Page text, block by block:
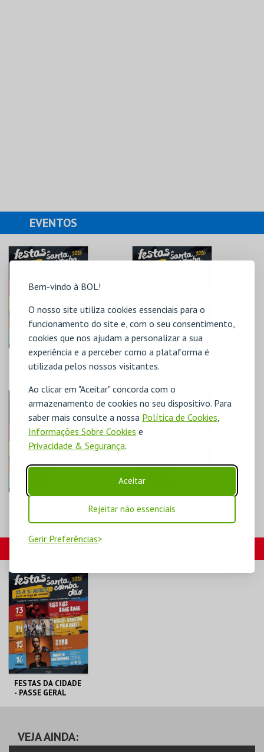
Bem-vindo à BOL!
O nosso site utiliza cookies essenciais para o
funcionamento do site e, com o seu consentimento,
cookies que nos ajudam a personalizar a sua
experiência e a perceber como a plataforma é
utilizada pelos nossos visitantes.
Ao clicar em "Aceitar" concorda com o
armazenamento de cookies no seu dispositivo. Para
saber mais consulte a nossa Política de Cookies,
Informações Sobre Cookies e
Privacidade & Segurança.
Aceitar
Rejeitar não essenciais
Gerir Preferências
EVENTOS
FESTAS DA
CIDADE-13 DE
BANG BANG
C.C. DE SANTA
COMBA DÃO
MAIS INFO
FESTAS DA CIDADE
14 DE AGOSTO-
& PÓLO NORTE 30
ANOS D
C.C. DE SANTA
COMBA DÃO
AGOSTO SYRO
C.C. DE SANTA
MAIS INFO
COMPRAR
CIDADE-16 DE
AGOSTO MARCELO
CARTÕES
FESTAS DA CIDADE
- PASSE GERAL
AQUISIÇÃO
VEJA AINDA: